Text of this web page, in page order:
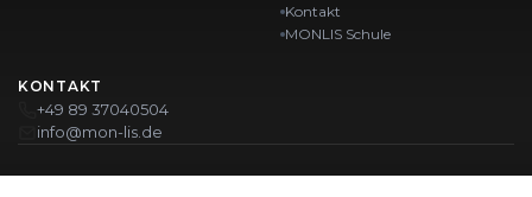
Kontakt
MONLIS Schule
KONTAKT
+49 89 37040504
info@mon-lis.de